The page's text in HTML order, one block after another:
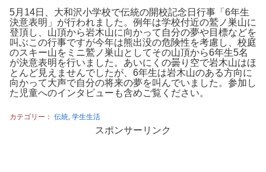
5月14日、大和沢小学校で伝統の開校記念日行事「6年生
決意表明」が行われました。例年は学校付近の鷲ノ巣山に
登頂し、山頂から岩木山に向かって自分の夢や目標などを
叫ぶこの行事ですが今年は熊出没の危険性を考慮し、校庭
のスキー山をミニ鷲ノ巣山としてその山頂から6年生5名
が決意表明を行いました。あいにくの曇り空で岩木山はほ
とんど見えませんでしたが、6年生は岩木山のある方向に
向かって大声で自分の将来の夢を叫んでいました。参加し
た児童へのインタビューも含めご覧ください。
カテゴリー： 伝統 学生生活
スポンサーリンク